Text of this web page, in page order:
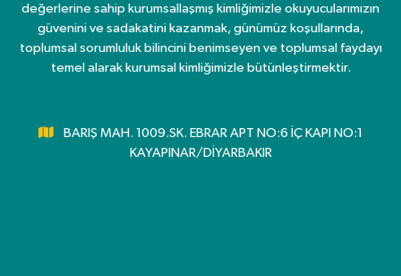
değerlerine sahip kurumsallaşmış kimliğimizle okuyucularımızın
güvenini ve sadakatini kazanmak, günümüz koşullarında,
toplumsal sorumluluk bilincini benimseyen ve toplumsal faydayı
temel alarak kurumsal kimliğimizle bütünleştirmektir.
BARIŞ MAH. 1009.SK. EBRAR APT NO:6 İÇ KAPI NO:1
KAYAPINAR/DİYARBAKIR